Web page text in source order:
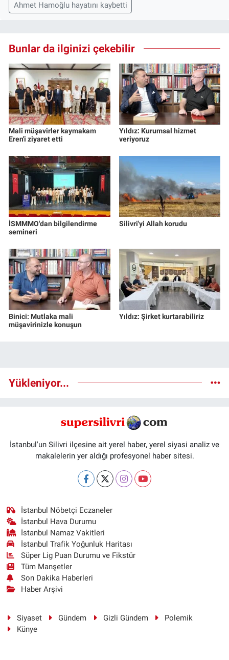
Ahmet Hamoğlu hayatını kaybetti
Bunlar da ilginizi çekebilir
Mali müşavirler kaymakam
Eren'i ziyaret etti
Yıldız: Kurumsal hizmet
veriyoruz
İSMMMO'dan bilgilendirme
semineri
Silivri'yi Allah korudu
Binici: Mutlaka mali
müşavirinizle konuşun
Yıldız: Şirket kurtarabiliriz
Yükleniyor...
İstanbul'un Silivri ilçesine ait yerel haber, yerel siyasi analiz ve
makalelerin yer aldığı profesyonel haber sitesi.
İstanbul Nöbetçi Eczaneler
İstanbul Hava Durumu
İstanbul Namaz Vakitleri
İstanbul Trafik Yoğunluk Haritası
Süper Lig Puan Durumu ve Fikstür
Tüm Manşetler
Son Dakika Haberleri
Haber Arşivi
Siyaset Gündem Gizli Gündem
Polemik
Künye